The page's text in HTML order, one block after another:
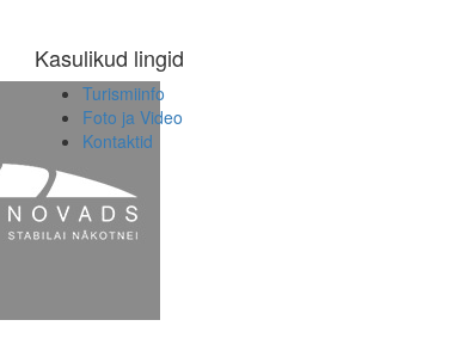
Kasulikud lingid
Turismiinfo
Foto ja Video
Kontaktid